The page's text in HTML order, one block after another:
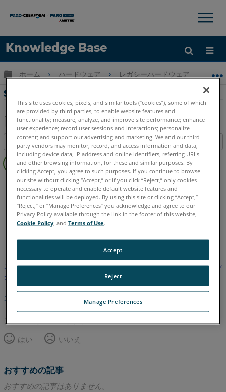
Knowledge Base
言語
×
グローバル階層を展開/折りたたむ
ホーム ハードウェア レガシーハードウェア Swift
Swiftのスキャンのベストプラクティス
PDF
と
し
て
目次
ッ
3Dレーザースキャナ Swift
英語
この記事は翻訳されていません。英語版を見るにはここをクリッ
クしてください。
このページのトップへ
この記事は役に立ちましたか？
はい
いいえ
おすすめの記事
おすすめの記事はありません。
This site uses cookies, pixels, and similar tools (“cookies”), some of which
are provided by third parties, to enable website features and
functionality; measure, analyze, and improve site performance; enhance
user experience; record user sessions and interactions; personalize
content; and support our advertising and marketing. We and our third-
party vendors may monitor, record, and access information and data,
including device data, IP address and online identifiers, referring URLs
and other browsing information, for these and similar purposes. By
clicking Accept, you agree to such purposes. If you continue to browse
our site without clicking “Accept,” or if you click “Reject,” only cookies
necessary to operate and enable default website features and
functionalities will be deployed. By using this site or clicking “Accept,”
“Reject,” or “Manage Preferences” you acknowledge and agree to our
Privacy Policy available through the link in the footer of this website,
Cookie Policy , andTerms of Use.
Manage Preferences
Reject
Accept